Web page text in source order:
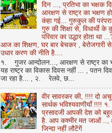
दिन ..., प्रतिभा का भक्षक
आरक्षण से राष्ट्र का भक्षण
कंहा गई... गुरुकुल की
गुरु की शिक्षा से, विधार्थी के
परिवार का उद्धार होता था
आज का शिक्षण, घर बार बेचकर , बेरोजगारी
उधार करण की नीति है....
१. गुजर आन्दोलन..., आरक्षण से राष्ट्र का
यह राष्ट्र का विकास दिवस नहीं ... , पतन
जा रहा है... , २. रेलवे, छ...
वीर सावरकर की, !!!! दो
सार्थक भविश्यवाणीयाँ !!!! १.
प्रसादजी आपकी देश को
है. आप कश्मीर मत जाओं ..,
जिन्दा नहीं लौटेंगें